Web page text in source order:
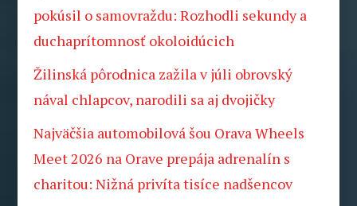
pokúsil o samovraždu: Rozhodli sekundy a
duchaprítomnosť okoloidúcich
Žilinská pôrodnica zažila v júli obrovský
nával chlapcov, narodili sa aj dvojičky
Najväčšia automobilová šou Orava Wheels
Meet 2026 na Orave prepája adrenalín s
charitou: Nižná privíta tisíce nadšencov